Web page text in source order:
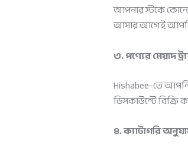
আপনার স্টকে কোনো
আসার আগেই আপনি
৩. পণ্যের মেয়াদ
Hishabee-তে
ডিসকাউন্টে বিক্রি
৪. ক্যাটাগরি